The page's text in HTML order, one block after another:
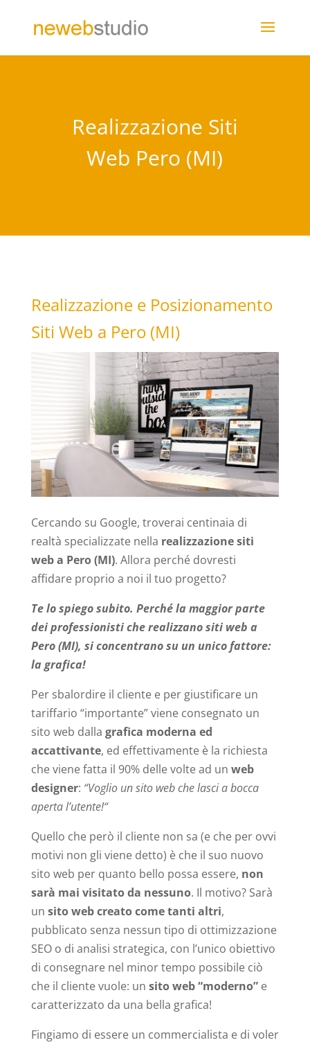
Realizzazione Siti
Web Pero (MI)
Realizzazione e Posizionamento
Siti Web a Pero (MI)
Cercando su Google, troverai centinaia di
realtà specializzate nella realizzazione siti
web a Pero (MI). Allora perché dovresti
affidare proprio a noi il tuo progetto?
Te lo spiego subito. Perché la maggior parte
dei professionisti che realizzano siti web a
Pero (MI), si concentrano su un unico fattore:
la grafica!
Per sbalordire il cliente e per giustificare un
tariffario “importante” viene consegnato un
sito web dalla grafica moderna ed
accattivante, ed effettivamente è la richiesta
che viene fatta il 90% delle volte ad un web
designer: “Voglio un sito web che lasci a bocca
aperta l’utente!“
Quello che però il cliente non sa (e che per ovvi
motivi non gli viene detto) è che il suo nuovo
sito web per quanto bello possa essere, non
sarà mai visitato da nessuno. Il motivo? Sarà
un sito web creato come tanti altri,
pubblicato senza nessun tipo di ottimizzazione
SEO o di analisi strategica, con l’unico obiettivo
di consegnare nel minor tempo possibile ciò
che il cliente vuole: un sito web “moderno”e
caratterizzato da una bella grafica!
Fingiamo di essere un commercialista e di voler